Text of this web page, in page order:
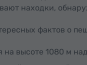
находки,
фактов о
на высоте 1080 м